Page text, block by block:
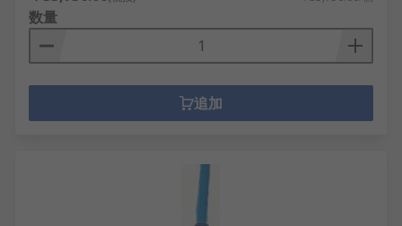
数量
追加